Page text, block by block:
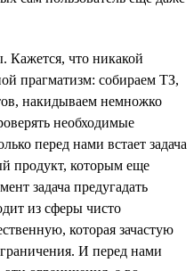
Кажется, что никакой
прагматизм: собираем ТЗ,
накидываем немножко
необходимые
перед нами встает задача
продукт, которым еще
задача предугадать
из сферы чисто
которая зачастую
И перед нами